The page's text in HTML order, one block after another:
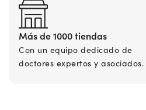
Más de 1000 tiendas
Con un equipo dedicado de
doctores expertos y asociados.